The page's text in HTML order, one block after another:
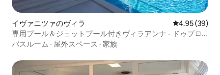
イヴァニツァのヴィラ レビュー39
4.95 (39)
専用プール＆ジェットプール付きヴィラアンナ - ドゥブロ
ヴニク
バスルーム · 屋外スペース · 家族